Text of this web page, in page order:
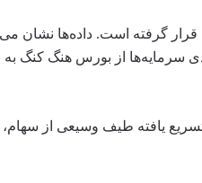
گرفته است. داده‌ها نشان
ورودی سرمایه‌ها از بورس هنگ
یافته طیف وسیعی از